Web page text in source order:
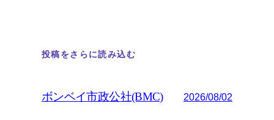
投稿をさらに読み込む
ボンベイ市政公社(BMC) 2026/08/02